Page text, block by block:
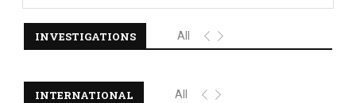
INVESTIGATIONS All
INTERNATIONAL All